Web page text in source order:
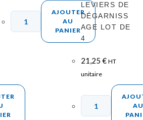
AJOUTER
AU
PANIER
LEVIERS DE
DÉGARNISS
AGE LOT DE
4
21,25 € HT
unitaire
AU